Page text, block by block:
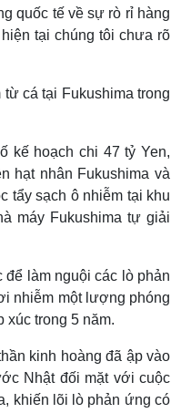
quốc tế về sự rò rỉ hàng
tại chúng tôi chưa rõ
cá tại Fukushima trong
kế hoạch chi 47 tỷ Yen,
hạt nhân Fukushima và
tẩy sạch ô nhiễm tại khu
máy Fukushima tự giải
làm nguội các lò phản
nhiễm một lượng phóng
trong 5 năm.
kinh hoàng đã ập vào
Nhật đối mặt với cuộc
khiến lõi lò phản ứng có